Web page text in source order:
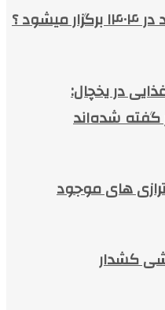
؟
در یخچال:
شده‌اند
های موجود
کشدار